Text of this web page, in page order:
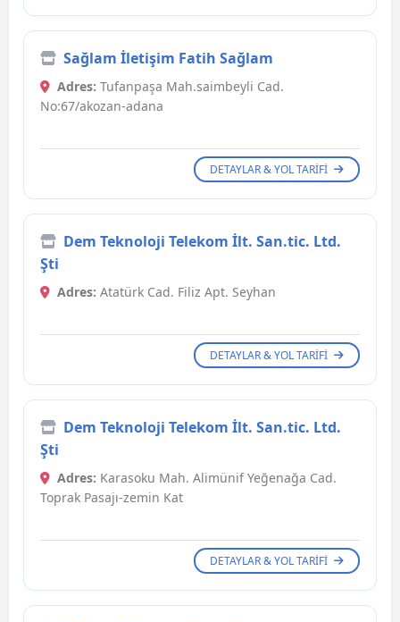
Sağlam İletişim Fatih Sağlam
Adres: Tufanpaşa Mah.saimbeyli Cad.
No:67/akozan-adana
DETAYLAR & YOL TARIFI
Dem Teknoloji Telekom İlt. San.tic. Ltd.
Şti
Adres: Atatürk Cad. Filiz Apt. Seyhan
DETAYLAR & YOL TARIFI
Dem Teknoloji Telekom İlt. San.tic. Ltd.
Şti
Adres: Karasoku Mah. Alimünif Yeğenağa Cad.
Toprak Pasajı-zemin Kat
DETAYLAR & YOL TARIFI